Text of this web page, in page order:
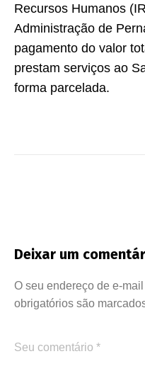
Recursos Humanos
Administração de
pagamento do valor
prestam serviços ao
forma parcelada.
Deixar um
O seu endereço de e-
obrigatórios são